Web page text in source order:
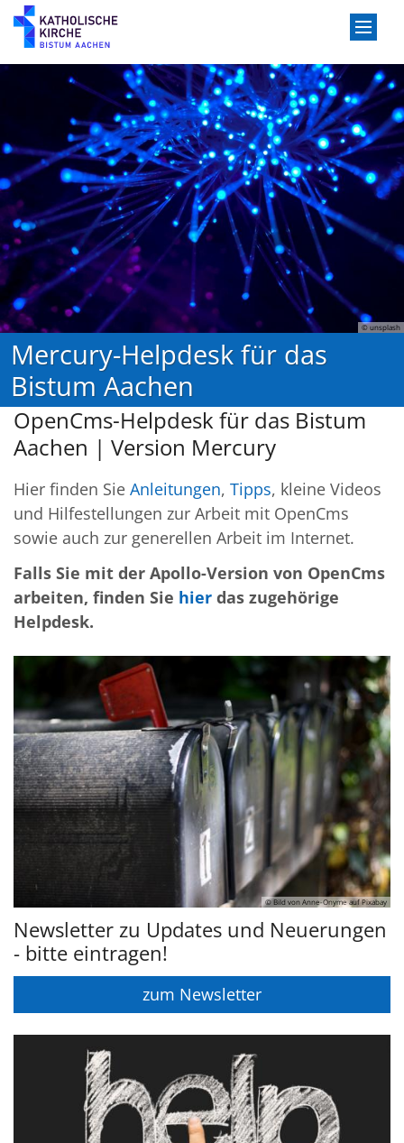
Zum Inhalt springen
© unsplash
Mercury-Helpdesk für das
Bistum Aachen
OpenCms-Helpdesk für das Bistum
Aachen | Version Mercury
Hier finden Sie Anleitungen, Tipps, kleine Videos
und Hilfestellungen zur Arbeit mit OpenCms
sowie auch zur generellen Arbeit im Internet.
Falls Sie mit der Apollo-Version von OpenCms
arbeiten, finden Sie hier das zugehörige
Helpdesk.
© Bild von Anne-Onyme auf Pixabay
Newsletter zu Updates und Neuerungen
- bitte eintragen!
zum Newsletter